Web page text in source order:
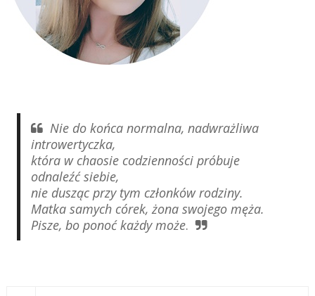
Nie do końca normalna, nadwrażliwa
introwertyczka,
która w chaosie codzienności próbuje
odnaleźć siebie,
nie dusząc przy tym członków rodziny.
Matka samych córek, żona swojego męża.
Pisze, bo ponoć każdy może.